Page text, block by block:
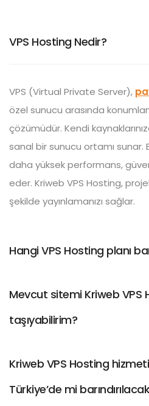
VPS Hosting Nedir?
VPS (Virtual Private Server),
özel sunucu arasında
çözümüdür. Kendi
sanal bir sunucu ortamı
daha yüksek performans,
eder. Kriweb VPS Hosting,
şekilde yayınlamanızı sağlar.
Hangi VPS Hosting planı
Mevcut sitemi Kriweb VPS
taşıyabilirim?
Kriweb VPS Hosting
Türkiye’de mi